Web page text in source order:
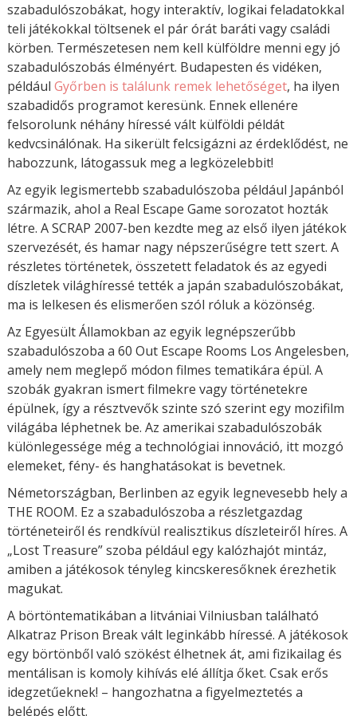
szabadulószobákat, hogy interaktív, logikai feladatokkal
teli játékokkal töltsenek el pár órát baráti vagy családi
körben. Természetesen nem kell külföldre menni egy jó
szabadulószobás élményért. Budapesten és vidéken,
például Győrben is találunk remek lehetőséget, ha ilyen
szabadidős programot keresünk. Ennek ellenére
felsorolunk néhány híressé vált külföldi példát
kedvcsinálónak. Ha sikerült felcsigázni az érdeklődést, ne
habozzunk, látogassuk meg a legközelebbit!
Az egyik legismertebb szabadulószoba például Japánból
származik, ahol a Real Escape Game sorozatot hozták
létre. A SCRAP 2007-ben kezdte meg az első ilyen játékok
szervezését, és hamar nagy népszerűségre tett szert. A
részletes történetek, összetett feladatok és az egyedi
díszletek világhíressé tették a japán szabadulószobákat,
ma is lelkesen és elismerően szól róluk a közönség.
Az Egyesült Államokban az egyik legnépszerűbb
szabadulószoba a 60 Out Escape Rooms Los Angelesben,
amely nem meglepő módon filmes tematikára épül. A
szobák gyakran ismert filmekre vagy történetekre
épülnek, így a résztvevők szinte szó szerint egy mozifilm
világába léphetnek be. Az amerikai szabadulószobák
különlegessége még a technológiai innováció, itt mozgó
elemeket, fény- és hanghatásokat is bevetnek.
Németországban, Berlinben az egyik legnevesebb hely a
THE ROOM. Ez a szabadulószoba a részletgazdag
történeteiről és rendkívül realisztikus díszleteiről híres. A
„Lost Treasure” szoba például egy kalózhajót mintáz,
amiben a játékosok tényleg kincskeresőknek érezhetik
magukat.
A börtöntematikában a litvániai Vilniusban található
Alkatraz Prison Break vált leginkább híressé. A játékosok
egy börtönből való szökést élhetnek át, ami fizikailag és
mentálisan is komoly kihívás elé állítja őket. Csak erős
idegzetűeknek! – hangozhatna a figyelmeztetés a
belépés előtt.